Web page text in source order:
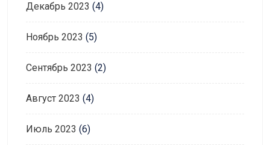
Декабрь 2023 (4)
Ноябрь 2023 (5)
Сентябрь 2023 (2)
Август 2023 (4)
Июль 2023 (6)